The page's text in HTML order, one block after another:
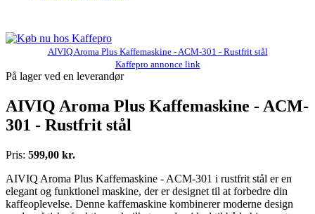
AIVIQ Aroma Plus Kaffemaskine - ACM-301 - Rustfrit stål
Kaffepro annonce link
På lager ved en leverandør
AIVIQ Aroma Plus Kaffemaskine - ACM-
301 - Rustfrit stål
Pris: 599,00 kr.
AIVIQ Aroma Plus Kaffemaskine - ACM-301 i rustfrit stål er en
elegant og funktionel maskine, der er designet til at forbedre din
kaffeoplevelse. Denne kaffemaskine kombinerer moderne design